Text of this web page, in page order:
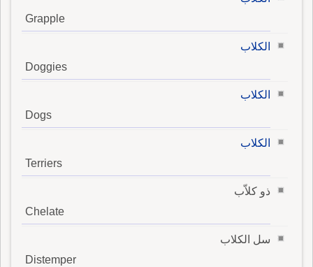
Grapple
الكلاب
Doggies
الكلاب
Dogs
الكلاب
Terriers
ذو كلاّب
Chelate
سل الكلاب
Distemper